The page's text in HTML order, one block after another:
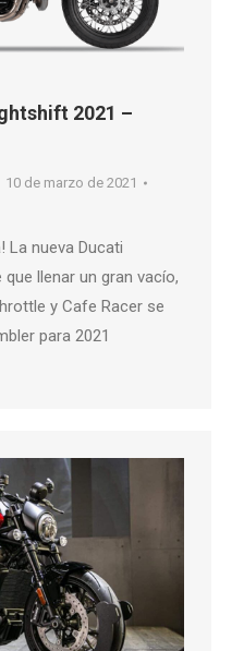
2021 –
10 de marzo de 2021
La nueva Ducati
llenar un gran vacío,
y Cafe Racer se
para 2021